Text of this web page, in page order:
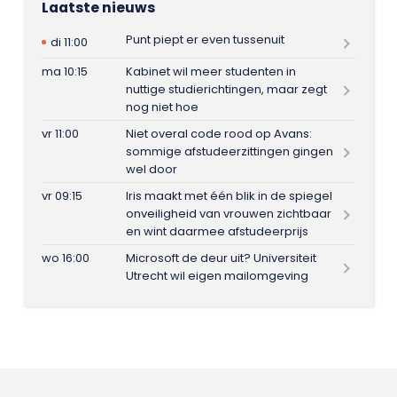
Laatste nieuws
di 11:00
Punt piept er even tussenuit
ma 10:15
Kabinet wil meer studenten in
nuttige studierichtingen, maar zegt
nog niet hoe
vr 11:00
Niet overal code rood op Avans:
sommige afstudeerzittingen gingen
wel door
vr 09:15
Iris maakt met één blik in de spiegel
onveiligheid van vrouwen zichtbaar
en wint daarmee afstudeerprijs
wo 16:00
Microsoft de deur uit? Universiteit
Utrecht wil eigen mailomgeving